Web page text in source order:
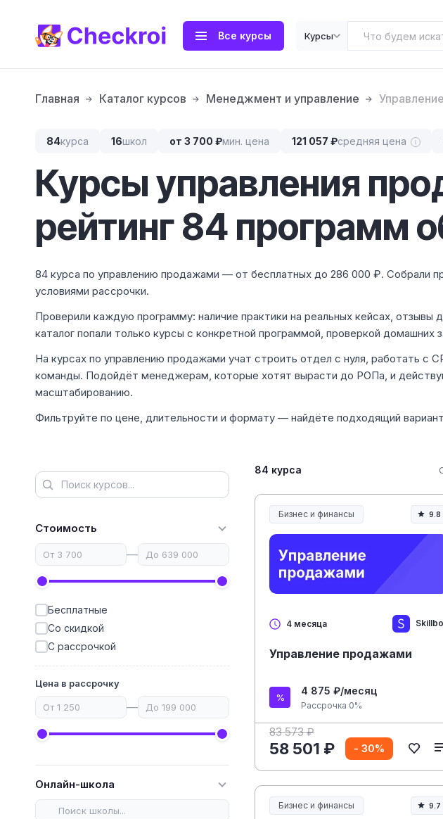
Все курсы Курсы
Главная Каталог курсов Менеджмент и управление
84курса 16школ от 3 700 ₽мин. цена 121 057 ₽средняя цена
Курсы управления
рейтинг 84 программ
84 курса по управлению продажами — от бесплатных до 286 000 ₽. Собрали
условиями рассрочки.
Проверили каждую программу: наличие практики на реальных кейсах,
каталог попали только курсы с конкретной программой, проверкой домашних
На курсах по управлению продажами учат строить отдел с нуля, работать с
команды. Подойдёт менеджерам, которые хотят вырасти до РОПа, и
масштабированию.
Фильтруйте по цене, длительности и формату — найдёте подходящий
Стоимость
—
Бесплатные
Со скидкой
С рассрочкой
Цена в рассрочку
—
Онлайн-школа
84 курса
Бизнес и финансы 9.8
4 месяца
Управление продажами
4 875 ₽/месяц
Рассрочка 0%
83 573 ₽
58 501 ₽ - 30%
Бизнес и финансы 9.7